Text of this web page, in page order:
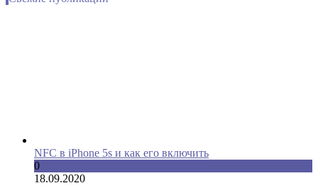
NFC в iPhone 5s и как его включить
0
18.09.2020